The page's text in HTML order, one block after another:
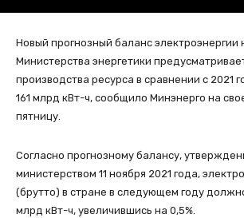
Новый прогнозный баланс электроэнергии
Министерства энергетики
производства ресурса в сравнении с 2021
161 млрд кВт-ч, сообщило Минэнерго на
пятницу.
Согласно прогнозному балансу,
министерством 11 ноября 2021 года,
(брутто) в стране в следующем году
млрд кВт-ч, увеличившись на 0,5%.